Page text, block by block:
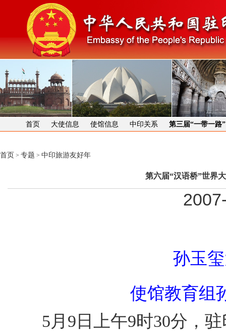
首页 大使信息 使馆信息 中印关系 第三届“一带一路
首页 > 专题 > 中印旅游友好年
第六届“汉语桥”世界
孙玉
使馆教育组
5月9日上午9时30分，驻